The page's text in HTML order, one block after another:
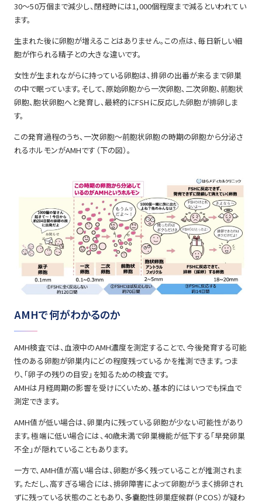
30〜50万個まで減少し、閉経時には1,000個程度まで減るといわれてい
ます。
生まれた後に卵胞が増えることはありません。この点は、毎日新しい細
胞が作られる精子との大きな違いです。
女性が生まれながらに持っている卵胞は、排卵の出番が来るまで卵巣
の中で眠っています。そして、原始卵胞から一次卵胞、二次卵胞、前胞状
卵胞、胞状卵胞へと発育し、最終的にFSHに反応した卵胞が排卵しま
す。
この発育過程のうち、一次卵胞〜前胞状卵胞の時期の卵胞から分泌さ
れるホルモンがAMHです（下の図）。
AMHで何がわかるのか
AMH検査では、血液中のAMH濃度を測定することで、今後発育する可能
性のある卵胞が卵巣内にどの程度残っているかを推測できます。つま
り、「卵子の残りの目安」を知るための検査です。
AMHは月経周期の影響を受けにくいため、基本的にはいつでも採血で
測定できます。
AMH値が低い場合は、卵巣内に残っている卵胞が少ない可能性があり
ます。極端に低い場合には、40歳未満で卵巣機能が低下する「早発卵巣
不全」が隠れていることもあります。
一方で、AMH値が高い場合は、卵胞が多く残っていることが推測されま
す。ただし、高すぎる場合には、排卵障害によって卵胞がうまく排卵され
ずに残っている状態のこともあり、多嚢胞性卵巣症候群（PCOS）が疑わ